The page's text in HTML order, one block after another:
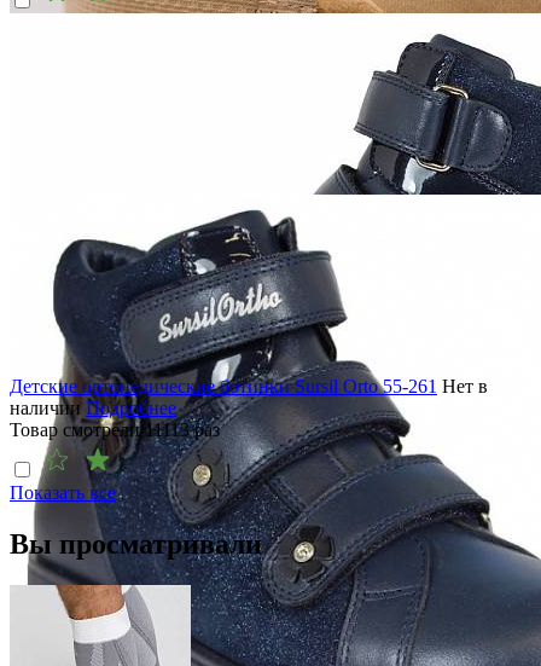
Детские ортопедические ботинки Sursil Orto 55-261 Нет в
наличии Подробнее
Товар смотрели11113раз
Показать все
Вы просматривали